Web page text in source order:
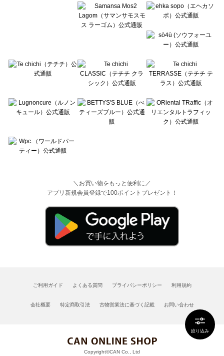
絞り込み
＼お買い物をもっと便利に／
アプリ新規会員登録で100ポイントプレゼント！
ご利用ガイド よくある質問 プライバシーポリシー 利用規約
会社概要 特定商取引法 古物営業法に基づく記載 お問い合わせ
Copyright©CAN Co., Ltd